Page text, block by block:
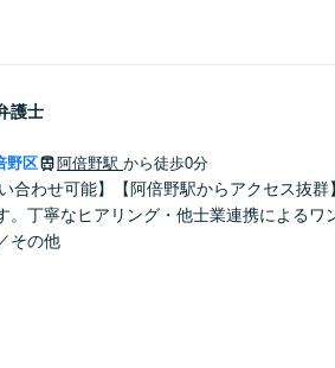
護士
野区 阿倍野駅 から徒歩0分
合わせ可能】【阿倍野駅からアクセス抜
。丁寧なヒアリング・他士業連携によるワ
その他